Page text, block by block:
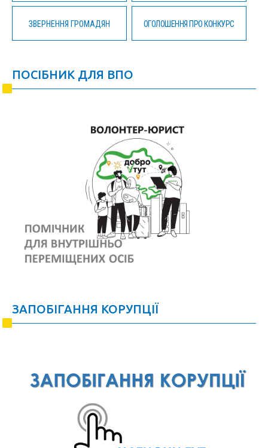
ЗВЕРНЕННЯ ГРОМАДЯН ОГОЛОШЕННЯ ПРО КОНКУРС
ПОСІБНИК ДЛЯ ВПО
ЗАПОБІГАННЯ КОРУПЦІЇ